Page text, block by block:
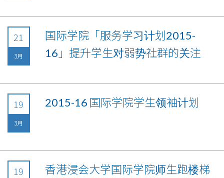
21
3月
国际学院「服务学习计划2015-
16」提升学生对弱势社群的关注
19
3月
2015-16 国际学院学生领袖计划
19
香港浸会大学国际学院师生跑楼梯